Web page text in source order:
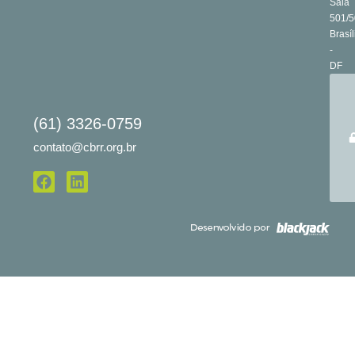
(61) 3326-0759
contato@cbrr.org.br
Sala
501/
-
DF